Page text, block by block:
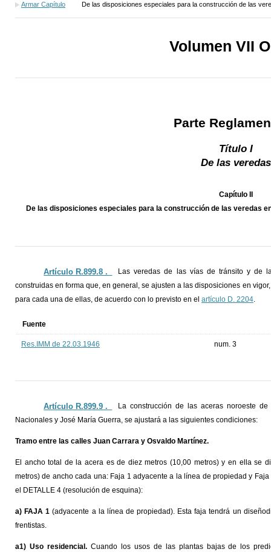
Armar Capítulo
De las disposiciones especiales para la construcción de las
Volumen VII
Parte
Título I
De las veredas
Capítulo II
De las disposiciones especiales para la construcción de las veredas
Artículo R.899.8 ._
Las veredas de las vías de tránsito y de
construidas en forma que, en general, se ajusten a las disposiciones en
para cada una de ellas, de acuerdo con lo previsto en el artículo D. 2204.
Fuente
Res.IMM de 22.03.1946 num. 3
Artículo R.899.9 ._
La construcción de las aceras noroeste
Nacionales y José María Guerra, se ajustará a las siguientes condiciones:
Tramo entre las calles Juan Carrara y Osvaldo Martínez.
El ancho total de la acera es de diez metros (10,00 metros) y en ella se
metros) de ancho cada una: Faja 1 adyacente a la línea de propiedad y
el DETALLE 4 (resolución de esquina):
a) FAJA 1 (adyacente a la línea de propiedad). Esta faja tendrá un
frentistas.
a1) Uso residencial.Cuando los usos de las plantas bajas de los